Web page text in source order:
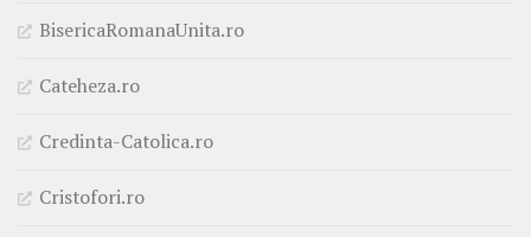
BisericaRomanaUnita.ro
Cateheza.ro
Credinta-Catolica.ro
Cristofori.ro